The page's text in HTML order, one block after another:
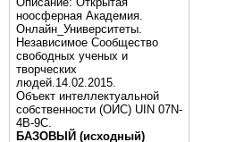
ноосферная Академия.
Онлайн_Университеты.
Независимое Сообщество
свободных ученых и
творческих
людей.14.02.2015.
Объект интеллектуальной
собственности (ОИС) UIN 07N-
4B-9C.
БАЗОВЫЙ (исходный)